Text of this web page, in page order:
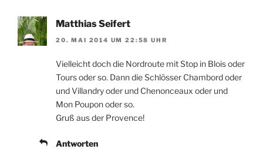
Matthias Seifert
20. MAI 2014 UM 22:58 UHR
Vielleicht doch die Nordroute mit Stop in Blois oder
Tours oder so. Dann die Schlösser Chambord oder
und Villandry oder und Chenonceaux oder und
Mon Poupon oder so.
Gruß aus der Provence!
Antworten